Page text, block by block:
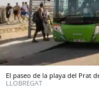
El paseo de la playa del Prat
LLOBREGAT